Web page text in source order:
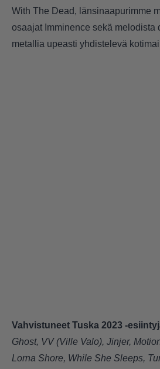
With The Dead, länsinaapurimme
osaajat Imminence sekä melodista
metallia upeasti yhdistelevä
Vahvistuneet Tuska 2023 -
Ghost, VV (Ville Valo), Jinjer,
Lorna Shore, While She Sleeps,